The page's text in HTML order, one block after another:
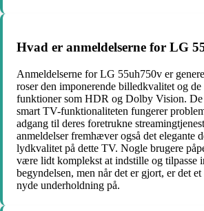
Hvad er anmeldelserne for LG
Anmeldelserne for LG 55uh750v er
roser den imponerende billedkvalitet og de
funktioner som HDR og Dolby Vision. De
smart TV-funktionaliteten fungerer
adgang til deres foretrukne
anmeldelser fremhæver også det elegante
lydkvalitet på dette TV. Nogle brugere
være lidt komplekst at indstille og tilpasse
begyndelsen, men når det er gjort, er det
nyde underholdning på.